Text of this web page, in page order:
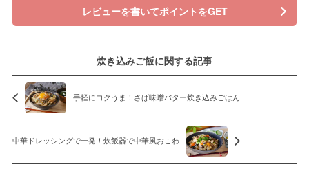
レビューを書いてポイントをGET
炊き込みご飯に関する記事
手軽にコクうま！さば味噌バター炊き込みごはん
中華ドレッシングで一発！炊飯器で中華風おこわ